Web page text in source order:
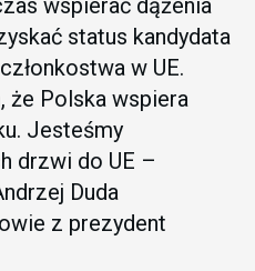
wspierać dążenia
status kandydata
w UE.
że Polska wspiera
Jesteśmy
drzwi do UE –
Duda
z prezydent